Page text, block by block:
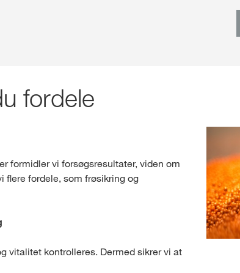
fordele
formidler vi forsøgsresultater, viden om
flere fordele, som frøsikring og
vitalitet kontrolleres. Dermed sikrer vi at